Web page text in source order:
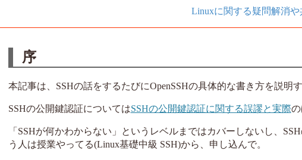
Linuxに関する疑問解消や
序
本記事は、SSHの話をするたびにOpenSSHの具体的な書き方を説明
SSHの公開鍵認証についてはSSHの公開鍵認証に関する誤謬と実際の
「SSHが何かわからない」というレベルまではカバーしないし、
う人は授業やってる(Linux基礎中級 SSH)から、申し込んで。